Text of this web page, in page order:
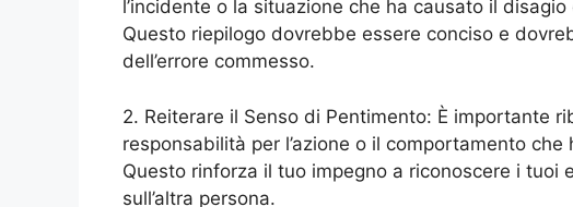
l’incidente o la situazione che ha causato il
Questo riepilogo dovrebbe essere conciso e
dell’errore commesso.
2. Reiterare il Senso di Pentimento: È importante
responsabilità per l’azione o il comportamento
Questo rinforza il tuo impegno a riconoscere i tuoi
sull’altra persona.